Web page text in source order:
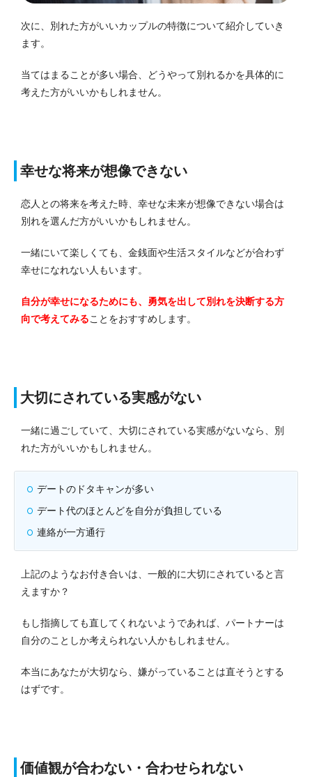
次に、別れた方がいいカップルの特徴について紹介していき
ます。
当てはまることが多い場合、どうやって別れるかを具体的に
考えた方がいいかもしれません。
幸せな将来が想像できない
恋人との将来を考えた時、幸せな未来が想像できない場合は
別れを選んだ方がいいかもしれません。
一緒にいて楽しくても、金銭面や生活スタイルなどが合わず
幸せになれない人もいます。
自分が幸せになるためにも、勇気を出して別れを決断する方
向で考えてみることをおすすめします。
大切にされている実感がない
一緒に過ごしていて、大切にされている実感がないなら、別
れた方がいいかもしれません。
デートのドタキャンが多い
デート代のほとんどを自分が負担している
連絡が一方通行
上記のようなお付き合いは、一般的に大切にされていると言
えますか？
もし指摘しても直してくれないようであれば、パートナーは
自分のことしか考えられない人かもしれません。
本当にあなたが大切なら、嫌がっていることは直そうとする
はずです。
価値観が合わない・合わせられない